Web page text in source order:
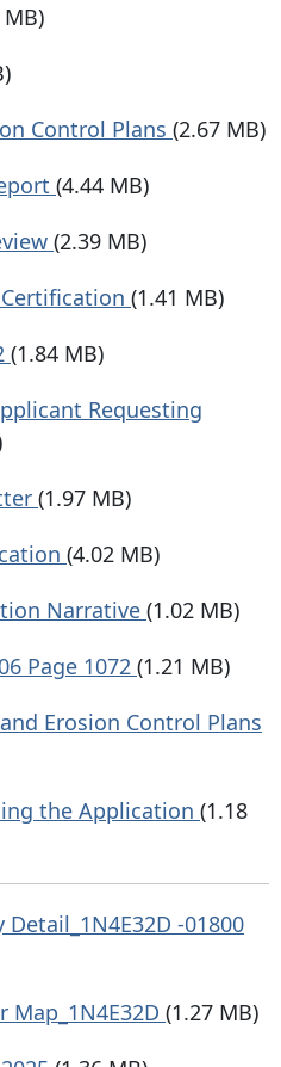
Control Plans (2.67 MB)
(4.44 MB)
(2.39 MB)
(1.41 MB)
(1.84 MB)
Requesting
(1.97 MB)
(4.02 MB)
Narrative (1.02 MB)
Page 1072 (1.21 MB)
Erosion Control Plans
the Application (1.18
Detail_1N4E32D -01800
Map_1N4E32D (1.27 MB)